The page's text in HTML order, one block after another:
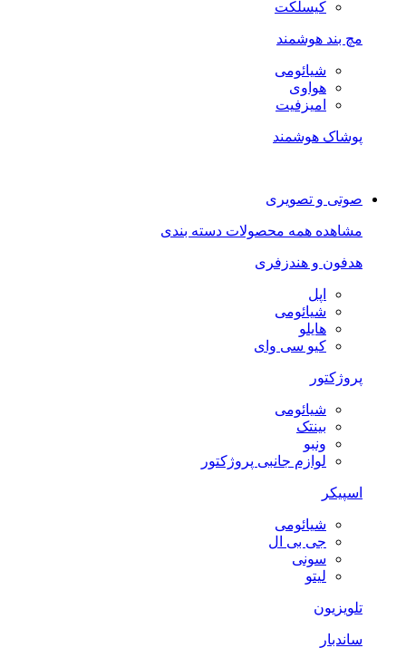
کیسلکت
مچ بند هوشمند
شیائومی
هواوی
امیزفیت
پوشاک هوشمند
صوتی و تصویری
مشاهده همه محصولات دسته بندی
هدفون و هندزفری
اپل
شیائومی
هایلو
کیو سی وای
پروژکتور
شیائومی
بینتک
ونبو
لوازم جانبی پروژکتور
اسپیکر
شیائومی
جی بی ال
سونی
لیتو
تلویزیون
ساندبار